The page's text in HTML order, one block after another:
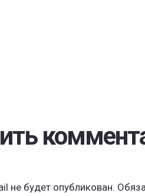
не будет опубликован.